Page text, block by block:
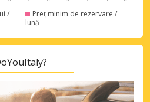
/
Preț minim de rezervare /
lună